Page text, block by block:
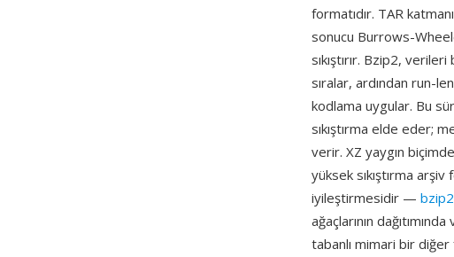
formatıdır. TAR
sonucu Burrows-
sıkıştırır. Bzip2,
sıralar, ardından run-
kodlama uygular. Bu
sıkıştırma elde eder;
verir. XZ yaygın
yüksek sıkıştırma arşiv
iyileştirmesidir — bzip2
ağaçlarının
tabanlı mimari bir